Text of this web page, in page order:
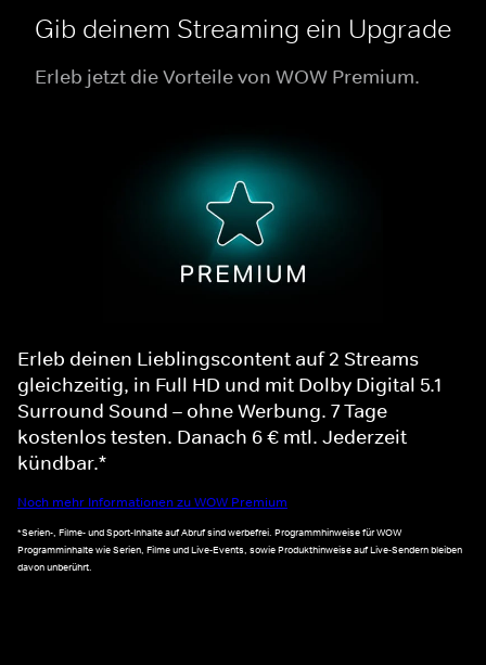
Gib deinem Streaming ein Upgrade
Erleb jetzt die Vorteile von WOW Premium.
Erleb deinen Lieblingscontent auf 2 Streams
gleichzeitig, in Full HD und mit Dolby Digital 5.1
Surround Sound – ohne Werbung. 7 Tage
kostenlos testen. Danach 6 € mtl. Jederzeit
kündbar.*
Noch mehr Informationen zu WOW Premium
*Serien-, Filme- und Sport-Inhalte auf Abruf sind werbefrei. Programmhinweise für WOW
Programminhalte wie Serien, Filme und Live-Events, sowie Produkthinweise auf Live-Sendern bleiben
davon unberührt.